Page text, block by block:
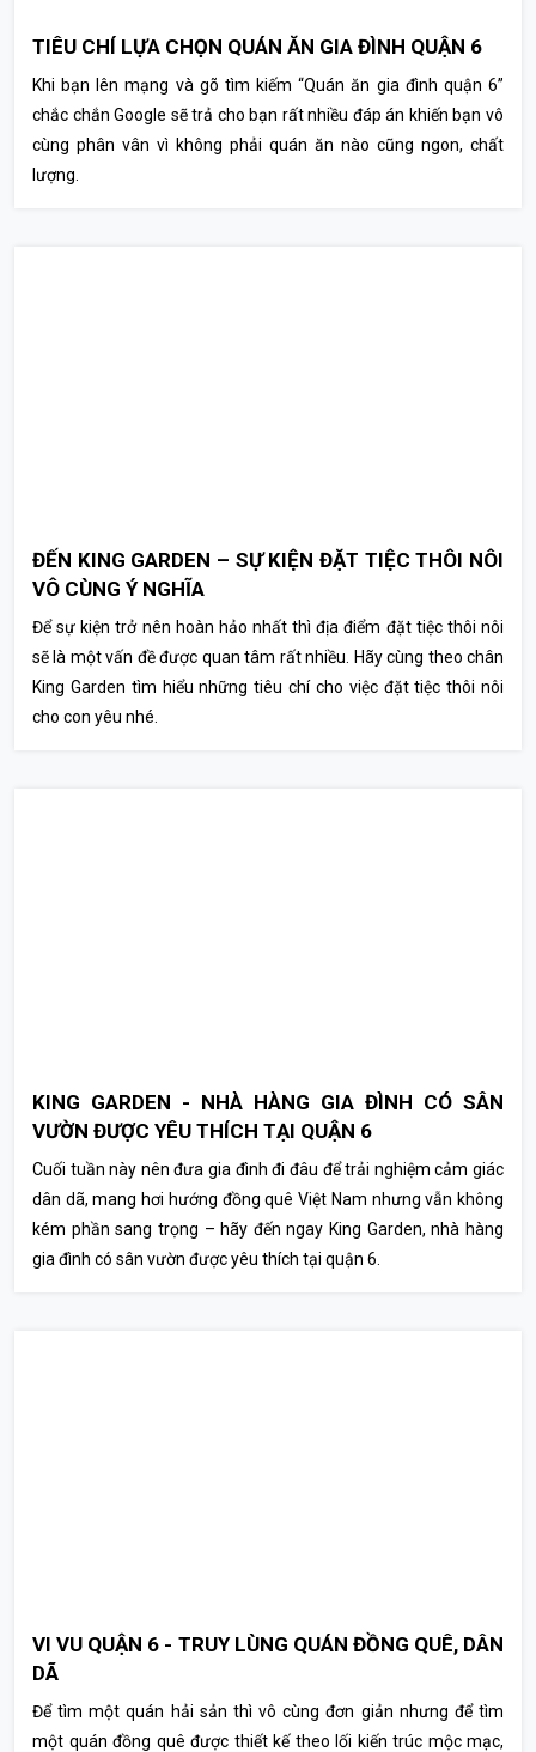
TIÊU CHÍ LỰA CHỌN QUÁN ĂN GIA ĐÌNH QUẬN 6
Khi bạn lên mạng và gõ tìm kiếm “Quán ăn gia đình quận 6”
chắc chắn Google sẽ trả cho bạn rất nhiều đáp án khiến bạn vô
cùng phân vân vì không phải quán ăn nào cũng ngon, chất
lượng.
ĐẾN KING GARDEN – SỰ KIỆN ĐẶT TIỆC THÔI NÔI
VÔ CÙNG Ý NGHĨA
Để sự kiện trở nên hoàn hảo nhất thì địa điểm đặt tiệc thôi nôi
sẽ là một vấn đề được quan tâm rất nhiều. Hãy cùng theo chân
King Garden tìm hiểu những tiêu chí cho việc đặt tiệc thôi nôi
cho con yêu nhé.
KING GARDEN - NHÀ HÀNG GIA ĐÌNH CÓ SÂN
VƯỜN ĐƯỢC YÊU THÍCH TẠI QUẬN 6
Cuối tuần này nên đưa gia đình đi đâu để trải nghiệm cảm giác
dân dã, mang hơi hướng đồng quê Việt Nam nhưng vẫn không
kém phần sang trọng – hãy đến ngay King Garden, nhà hàng
gia đình có sân vườn được yêu thích tại quận 6.
VI VU QUẬN 6 - TRUY LÙNG QUÁN ĐỒNG QUÊ, DÂN
DÃ
Để tìm một quán hải sản thì vô cùng đơn giản nhưng để tìm
một quán đồng quê được thiết kế theo lối kiến trúc mộc mạc,